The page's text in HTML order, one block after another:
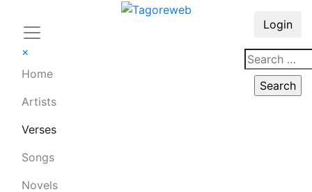
×
Home
Artists
Verses
Songs
Novels
Login